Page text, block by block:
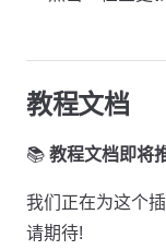
教程文档
📚 教程文档即将
我们正在为这个
请期待!